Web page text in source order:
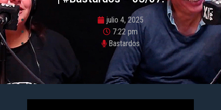
julio 4, 2025
7:22 pm
Bastardos